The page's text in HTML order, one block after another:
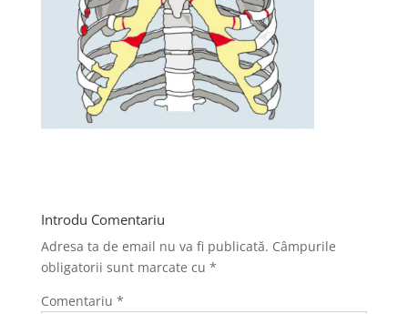
Introdu Comentariu
Adresa ta de email nu va fi publicată. Câmpurile
obligatorii sunt marcate cu *
Comentariu *